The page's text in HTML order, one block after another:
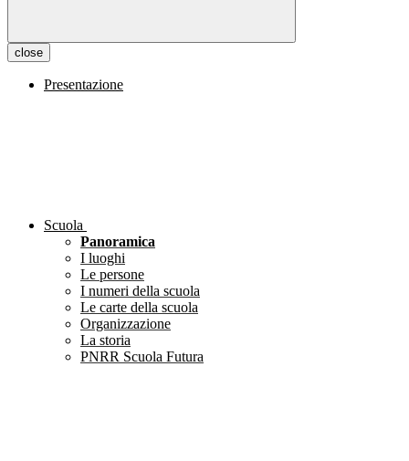
close
Presentazione
Scuola
Panoramica
I luoghi
Le persone
I numeri della scuola
Le carte della scuola
Organizzazione
La storia
PNRR Scuola Futura